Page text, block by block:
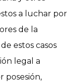
a luchar por
de la
estos casos
legal a
posesión,